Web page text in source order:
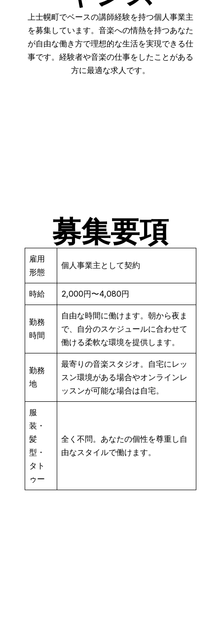
上士幌町でベースの講師経験を持つ個人事業主
を募集しています。音楽への情熱を持つあなた
が自由な働き方で理想的な生活を実現できる仕
事です。経験者や音楽の仕事をしたことがある
方に最適な求人です。
募集要項
雇用
形態
個人事業主として契約
時給 2,000円〜4,080円
勤務
時間
自由な時間に働けます。朝から夜ま
で、自分のスケジュールに合わせて
働ける柔軟な環境を提供します。
勤務
地
最寄りの音楽スタジオ。自宅にレッ
スン環境がある場合やオンラインレ
ッスンが可能な場合は自宅。
服
装・
髪
型・
タト
ゥー
全く不問。あなたの個性を尊重し自
由なスタイルで働けます。